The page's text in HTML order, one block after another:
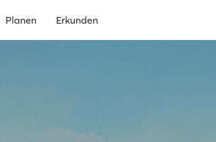
Planen Erkunden